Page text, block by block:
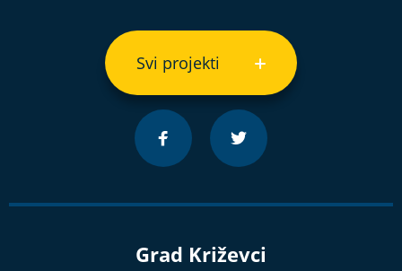
Svi projekti
Grad Križevci